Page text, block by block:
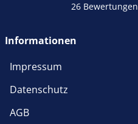
26
Informationen
Impressum
Datenschutz
AGB